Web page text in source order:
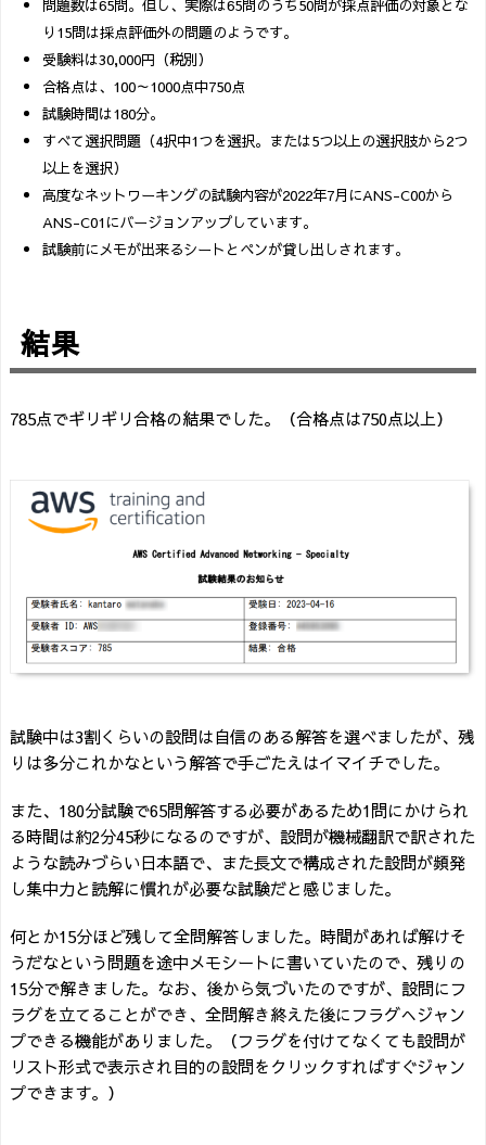
問題数は65問。但し、実際は65問のうち50問が採点評価の対象とな
り15問は採点評価外の問題のようです。
受験料は30,000円（税別）
合格点は、100～1000点中750点
試験時間は180分。
すべて選択問題（4択中1つを選択。または5つ以上の選択肢から2つ
以上を選択）
高度なネットワーキングの試験内容が2022年7月にANS-C00から
ANS-C01にバージョンアップしています。
試験前にメモが出来るシートとペンが貸し出しされます。
結果
785点でギリギリ合格の結果でした。（合格点は750点以上）
試験中は3割くらいの設問は自信のある解答を選べましたが、残
りは多分これかなという解答で手ごたえはイマイチでした。
また、180分試験で65問解答する必要があるため1問にかけられ
る時間は約2分45秒になるのですが、設問が機械翻訳で訳された
ような読みづらい日本語で、また長文で構成された設問が頻発
し集中力と読解に慣れが必要な試験だと感じました。
何とか15分ほど残して全問解答しました。時間があれば解けそ
うだなという問題を途中メモシートに書いていたので、残りの
15分で解きました。なお、後から気づいたのですが、設問にフ
ラグを立てることができ、全問解き終えた後にフラグへジャン
プできる機能がありました。（フラグを付けてなくても設問が
リスト形式で表示され目的の設問をクリックすればすぐジャン
プできます。）